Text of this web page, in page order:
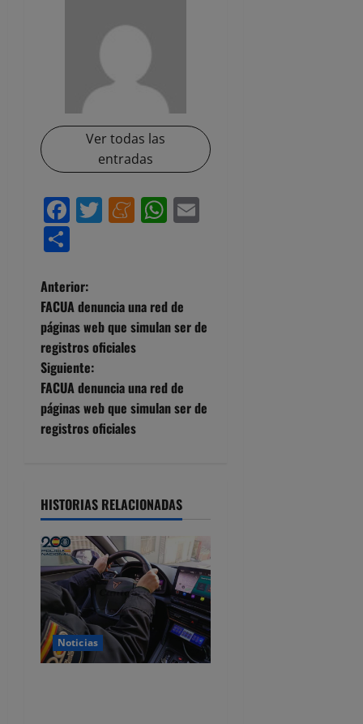
Ver todas las
entradas
Facebook
Twitter
Meneame
WhatsApp
N
a
v
e
g
c
i
ó
n
d
e
Anterior:
FACUA denuncia una red de
páginas web que simulan ser de
registros oficiales
Siguiente:
FACUA denuncia una red de
páginas web que simulan ser de
registros oficiales
HISTORIAS RELACIONADAS
Noticias